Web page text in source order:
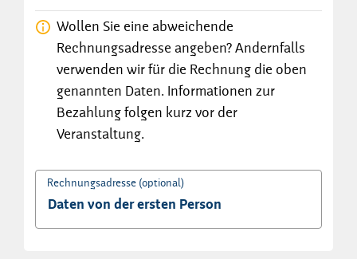
Wollen Sie eine abweichende
Rechnungsadresse angeben? Andernfalls
verwenden wir für die Rechnung die oben
genannten Daten. Informationen zur
Bezahlung folgen kurz vor der
Veranstaltung.
Rechnungsadresse (optional)